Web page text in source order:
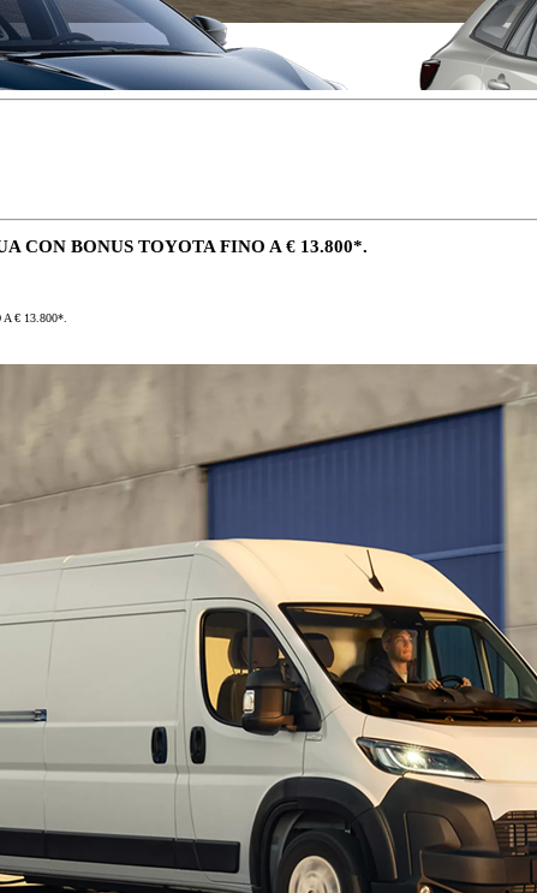
Anche con
Corolla Cross
FULL HYBRID
anche in versione GR
CON BONUS TOYOTA FINO A € 13.800*.
€ 13.800*.